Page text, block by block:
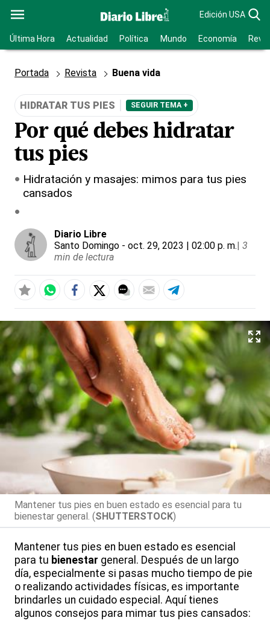
Edición USA
Última Hora Actualidad Política Mundo Economía
Portada Revista Buena vida
HIDRATAR TUS PIES SEGUIR TEMA +
Por qué debes hidratar
tus pies
Hidratación y masajes: mimos para tus pies
cansados
Diario Libre
Santo Domingo - oct. 29, 2023 | 02:00 p. m.| 3
min de lectura
Mantener tus pies en buen estado es esencial para tu
bienestar general. (SHUTTERSTOCK)
Mantener tus pies en buen estado es esencial
para tu bienestar general. Después de un largo
día, especialmente si pasas mucho tiempo de pie
o realizando actividades físicas, es importante
brindarles un cuidado especial. Aquí tienes
algunos consejos para mimar tus pies cansados: